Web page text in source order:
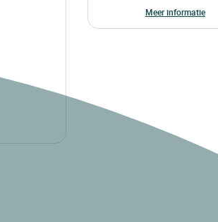
Meer informatie